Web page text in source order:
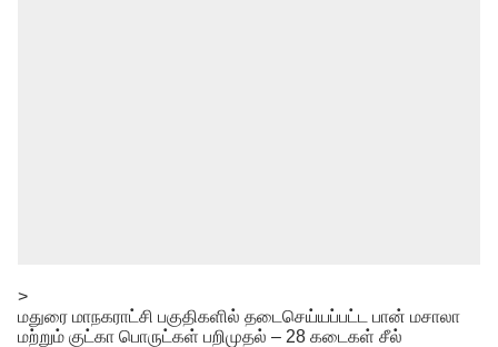
>
மதுரை மாநகராட்சி பகுதிகளில் தடைசெய்யப்பட்ட பான் மசாலா
மற்றும் குட்கா பொருட்கள் பறிமுதல் – 28 கடைகள் சீல்